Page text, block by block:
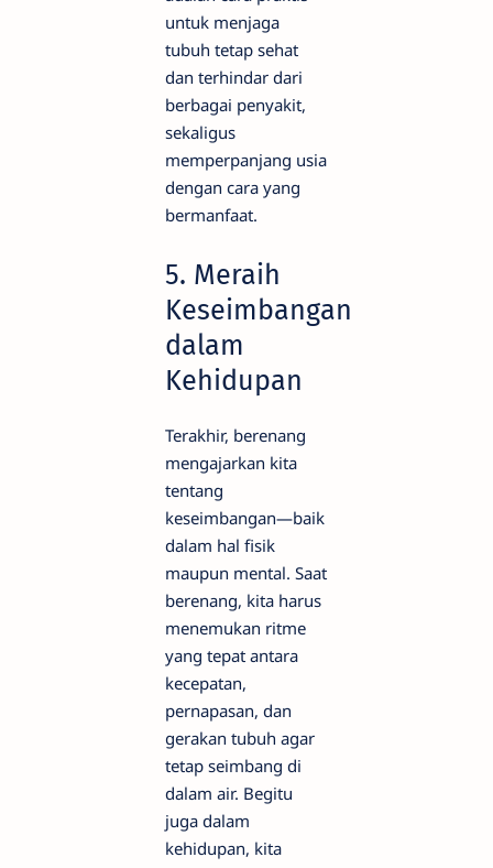
untuk menjaga
tubuh tetap sehat
dan terhindar dari
berbagai penyakit,
sekaligus
memperpanjang usia
dengan cara yang
bermanfaat.
5. Meraih
Keseimbangan
dalam
Kehidupan
Terakhir, berenang
mengajarkan kita
tentang
keseimbangan—baik
dalam hal fisik
maupun mental. Saat
berenang, kita harus
menemukan ritme
yang tepat antara
kecepatan,
pernapasan, dan
gerakan tubuh agar
tetap seimbang di
dalam air. Begitu
juga dalam
kehidupan, kita